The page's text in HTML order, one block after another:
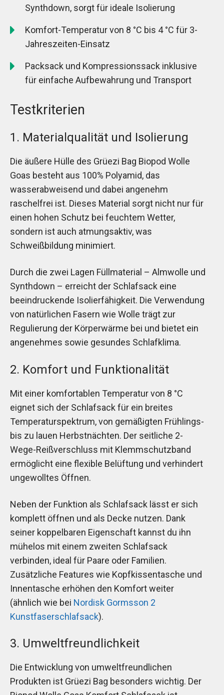
Synthdown, sorgt für ideale Isolierung
Komfort-Temperatur von 8 °C bis 4 °C für 3-
Jahreszeiten-Einsatz
Packsack und Kompressionssack inklusive
für einfache Aufbewahrung und Transport
Testkriterien
1. Materialqualität und Isolierung
Die äußere Hülle des Grüezi Bag Biopod Wolle
Goas besteht aus 100% Polyamid, das
wasserabweisend und dabei angenehm
raschelfrei ist. Dieses Material sorgt nicht nur für
einen hohen Schutz bei feuchtem Wetter,
sondern ist auch atmungsaktiv, was
Schweißbildung minimiert.
Durch die zwei Lagen Füllmaterial – Almwolle und
Synthdown – erreicht der Schlafsack eine
beeindruckende Isolierfähigkeit. Die Verwendung
von natürlichen Fasern wie Wolle trägt zur
Regulierung der Körperwärme bei und bietet ein
angenehmes sowie gesundes Schlafklima.
2. Komfort und Funktionalität
Mit einer komfortablen Temperatur von 8 °C
eignet sich der Schlafsack für ein breites
Temperaturspektrum, von gemäßigten Frühlings-
bis zu lauen Herbstnächten. Der seitliche 2-
Wege-Reißverschluss mit Klemmschutzband
ermöglicht eine flexible Belüftung und verhindert
ungewolltes Öffnen.
Neben der Funktion als Schlafsack lässt er sich
komplett öffnen und als Decke nutzen. Dank
seiner koppelbaren Eigenschaft kannst du ihn
mühelos mit einem zweiten Schlafsack
verbinden, ideal für Paare oder Familien.
Zusätzliche Features wie Kopfkissentasche und
Innentasche erhöhen den Komfort weiter
(ähnlich wie bei Nordisk Gormsson 2
Kunstfaserschlafsack).
3. Umweltfreundlichkeit
Die Entwicklung von umweltfreundlichen
Produkten ist Grüezi Bag besonders wichtig. Der